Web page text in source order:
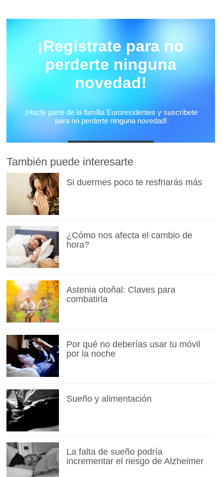
También puede interesarte
Si duermes poco te resfriarás más
¿Cómo nos afecta el cambio de
hora?
Astenia otoñal: Claves para
combatirla
Por qué no deberías usar tu móvil
por la noche
Sueño y alimentación
La falta de sueño podría
incrementar el riesgo de Alzheimer